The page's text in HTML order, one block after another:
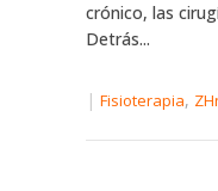
crónico, las
Detrás...
| Fisioterapia,